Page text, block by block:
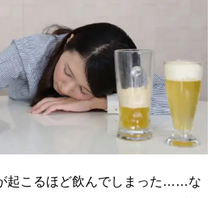
起こるほど飲んでしまった……な